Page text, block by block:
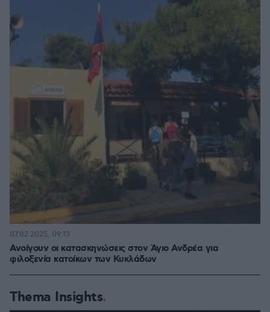
Ανοίγουν οι κατασκηνώσεις στον Άγιο Ανδρέα για
φιλοξενία κατοίκων των Κυκλάδων
07.02.2025, 09:13
Thema Insights